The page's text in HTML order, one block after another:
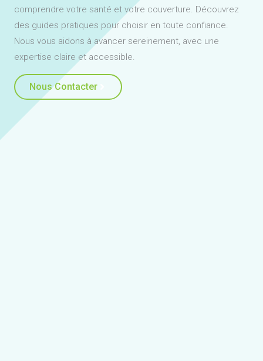
comprendre votre santé et votre couverture. Découvrez
des guides pratiques pour choisir en toute confiance.
Nous vous aidons à avancer sereinement, avec une
expertise claire et accessible.
Nous Contacter